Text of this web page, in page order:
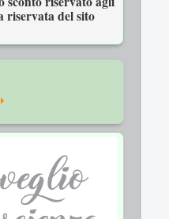
riservata del sito